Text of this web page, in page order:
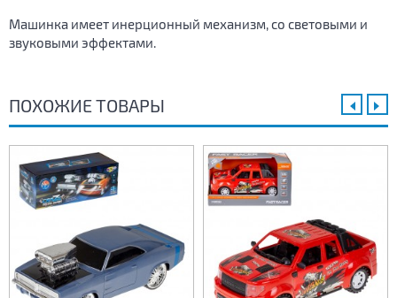
Машинка имеет инерционный механизм, со световыми и
звуковыми эффектами.
ПОХОЖИЕ ТОВАРЫ